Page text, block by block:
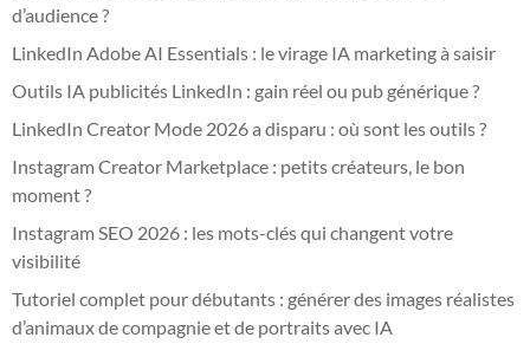
d’audience ?
LinkedIn Adobe AI Essentials : le virage IA marketing à saisir
Outils IA publicités LinkedIn : gain réel ou pub générique ?
LinkedIn Creator Mode 2026 a disparu : où sont les outils ?
Instagram Creator Marketplace : petits créateurs, le bon
moment ?
Instagram SEO 2026 : les mots-clés qui changent votre
visibilité
Tutoriel complet pour débutants : générer des images réalistes
d’animaux de compagnie et de portraits avec IA